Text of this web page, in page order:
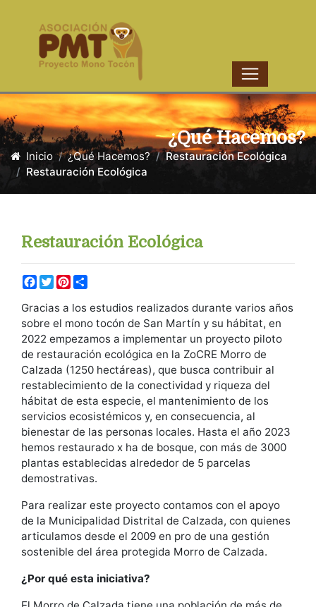
¿Qué Hacemos?
Inicio ¿Qué Hacemos?
Restauración Ecológica
Restauración Ecológica
Restauración Ecológica
Facebook
TwitterPinterest
Gracias a los estudios realizados durante varios años
sobre el mono tocón de San Martín y su hábitat, en
2022 empezamos a implementar un proyecto piloto
de restauración ecológica en la ZoCRE Morro de
Calzada (1250 hectáreas), que busca contribuir al
restablecimiento de la conectividad y riqueza del
hábitat de esta especie, el mantenimiento de los
servicios ecosistémicos y, en consecuencia, al
bienestar de las personas locales. Hasta el año 2023
hemos restaurado x ha de bosque, con más de 3000
plantas establecidas alrededor de 5 parcelas
demostrativas.
Para realizar este proyecto contamos con el apoyo
de la Municipalidad Distrital de Calzada, con quienes
articulamos desde el 2009 en pro de una gestión
sostenible del área protegida Morro de Calzada.
¿Por qué esta iniciativa?